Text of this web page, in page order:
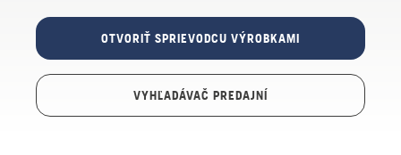
OTVORIŤ SPRIEVODCU VÝROBKAMI
VYHĽADÁVAČ PREDAJNÍ